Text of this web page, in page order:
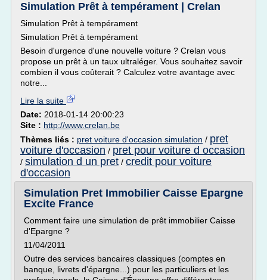
Simulation Prêt à tempérament | Crelan
Simulation Prêt à tempérament
Simulation Prêt à tempérament
Besoin d'urgence d'une nouvelle voiture ? Crelan vous
propose un prêt à un taux ultraléger. Vous souhaitez savoir
combien il vous coûterait ? Calculez votre avantage avec
notre...
Lire la suite
Date: 2018-01-14 20:00:23
Site : http://www.crelan.be
Thèmes liés : pret voiture d'occasion simulation / pret
voiture d'occasion / pret pour voiture d occasion
/ simulation d un pret / credit pour voiture
d'occasion
Simulation Pret Immobilier Caisse Epargne
Excite France
Comment faire une simulation de prêt immobilier Caisse
d'Epargne ?
11/04/2011
Outre des services bancaires classiques (comptes en
banque, livrets d'épargne...) pour les particuliers et les